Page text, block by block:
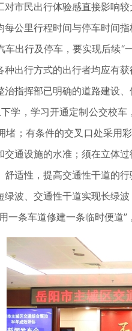
市民出行体验感直接影响较
公里行程时间与停车时间指
出行及停车，要实现后续
出行方式的出行者均应有获
指挥部已明确的道路建设
学，学习开通定制公交校
堵；有条件的交叉口处采用
通设施的水准；须在立体
适性，提高交通性干道的
波、交通性干道实现长绿
一条车道修建一条临时便道